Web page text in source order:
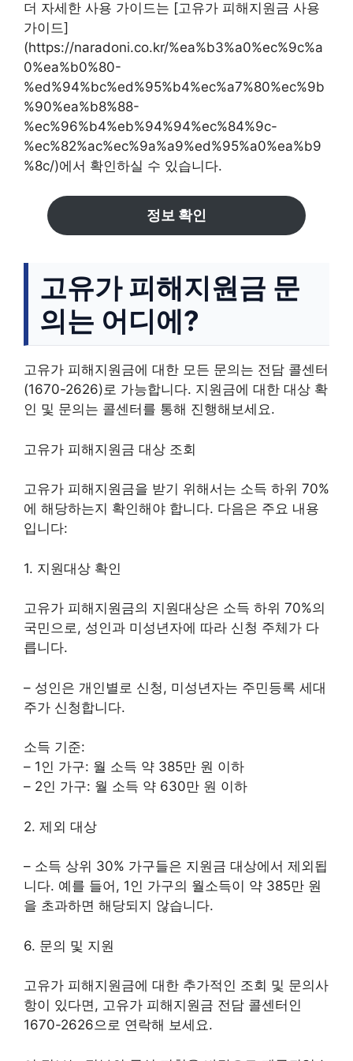
더 자세한 사용 가이드는 [고유가 피해지원금 사용
가이드]
(https://naradoni.co.kr/%ea%b3%a0%ec%9c%a
0%ea%b0%80-
%ed%94%bc%ed%95%b4%ec%a7%80%ec%9b
%90%ea%b8%88-
%ec%96%b4%eb%94%94%ec%84%9c-
%ec%82%ac%ec%9a%a9%ed%95%a0%ea%b9
%8c/)에서 확인하실 수 있습니다.
정보 확인
고유가 피해지원금 문
의는 어디에?
고유가 피해지원금에 대한 모든 문의는 전담 콜센터
(1670-2626)로 가능합니다. 지원금에 대한 대상 확
인 및 문의는 콜센터를 통해 진행해보세요.
고유가 피해지원금 대상 조회
고유가 피해지원금을 받기 위해서는 소득 하위 70%
에 해당하는지 확인해야 합니다. 다음은 주요 내용
입니다:
1. 지원대상 확인
고유가 피해지원금의 지원대상은 소득 하위 70%의
국민으로, 성인과 미성년자에 따라 신청 주체가 다
릅니다.
– 성인은 개인별로 신청, 미성년자는 주민등록 세대
주가 신청합니다.
소득 기준:
– 1인 가구: 월 소득 약 385만 원 이하
– 2인 가구: 월 소득 약 630만 원 이하
2. 제외 대상
– 소득 상위 30% 가구들은 지원금 대상에서 제외됩
니다. 예를 들어, 1인 가구의 월소득이 약 385만 원
을 초과하면 해당되지 않습니다.
6. 문의 및 지원
고유가 피해지원금에 대한 추가적인 조회 및 문의사
항이 있다면, 고유가 피해지원금 전담 콜센터인
1670-2626으로 연락해 보세요.